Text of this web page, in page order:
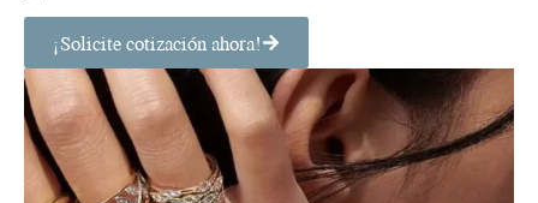
¡Solicite cotización ahora!